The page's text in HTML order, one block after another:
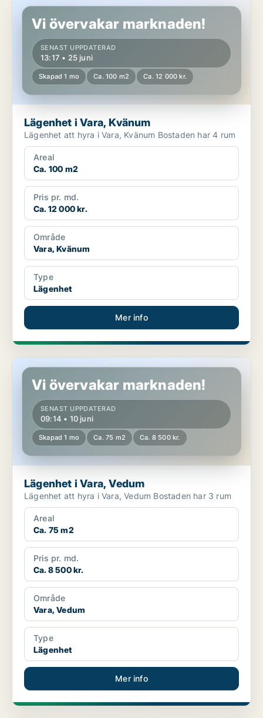
Vi övervakar marknaden!
SENAST UPPDATERAD
13:17 • 25 juni
Skapad 1 mo Ca. 100 m2 Ca. 12 000 kr.
Lägenhet i Vara, Kvänum
Lägenhet att hyra i Vara, Kvänum Bostaden har 4 rum
Areal
Ca. 100 m2
Pris pr. md.
Ca. 12 000 kr.
Område
Vara, Kvänum
Type
Lägenhet
Mer info
Lägenhet i Vara, Vedum
Vi övervakar marknaden!
SENAST UPPDATERAD
09:14 • 10 juni
Skapad 1 mo Ca. 75 m2 Ca. 8 500 kr.
Lägenhet i Vara, Vedum
Lägenhet att hyra i Vara, Vedum Bostaden har 3 rum
Areal
Ca. 75 m2
Pris pr. md.
Ca. 8 500 kr.
Område
Vara, Vedum
Type
Lägenhet
Mer info